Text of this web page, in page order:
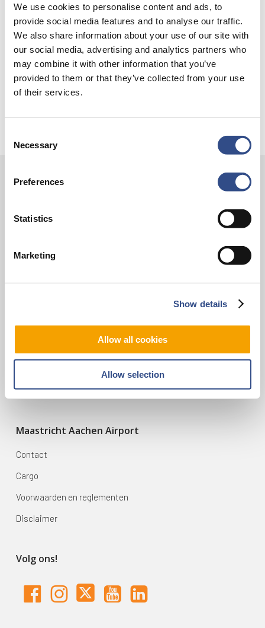
We use cookies to personalise content and ads, to
provide social media features and to analyse our traffic.
We also share information about your use of our site with
our social media, advertising and analytics partners who
may combine it with other information that you’ve
provided to them or that they’ve collected from your use
of their services.
Selection
Necessary
Preferences
Statistics
Marketing
Show details
Allow all cookies
Allow selection
Nieuwe AI-primeur voor Maastricht Aachen Airport:
intelligent exoskelet ondersteunt vrachtafhandeling
Je kunt je nu aanmelden voor onze Burendag 2026!
Trainingsvlucht 17 juli
Trainingsvlucht KLM
Vliegveldweg 90
Vluchten
Zoek & Boek
Maastricht Aachen Airport
Contact
Cargo
Voorwaarden en reglementen
Disclaimer
Volg ons!